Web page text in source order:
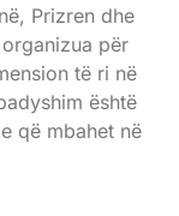
Prizren dhe
për
të ri në
është
që mbahet në